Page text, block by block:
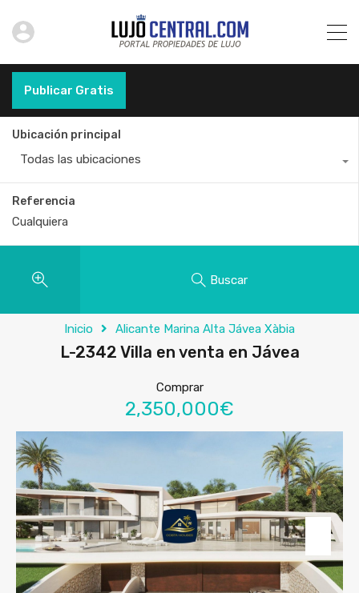
Publicar Gratis
Ubicación principal
Todas las ubicaciones
Referencia
Buscar
Inicio Alicante Marina Alta Jávea Xàbia
L-2342 Villa en venta en Jávea
Comprar
2,350,000€